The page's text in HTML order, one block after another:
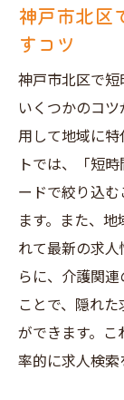
神戸市北区
すコツ
神戸市北区で短
いくつかのコ
用して地域に
トでは、「短
ードで絞り込
ます。また、
れて最新の求
らに、介護関
ことで、隠れ
ができます。こ
率的に求人検索